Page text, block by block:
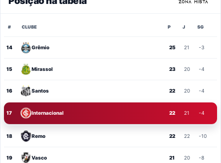
# CLUBE P J SG
14 Grêmio 25 21 -3
15 Mirassol 23 20 -4
16 Santos 22 20 -4
17 Internacional 22 21 -4
18 Remo 22 22 -10
19 Vasco 21 20 -8